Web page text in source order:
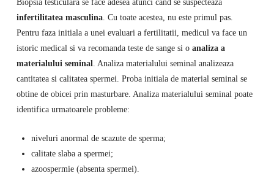
infertilitatea masculina. Cu toate acestea, nu este primul pas.
Pentru faza initiala a unei evaluari a fertilitatii, medicul va face un
istoric medical si va recomanda teste de sange si o analiza a
materialului seminal . Analiza materialului seminal analizeaza
cantitatea si calitatea spermei. Proba initiala de material seminal se
obtine de obicei prin masturbare. Analiza materialului seminal poate
identifica urmatoarele probleme:
niveluri anormal de scazute de sperma;
calitate slaba a spermei;
azoospermie (absenta spermei).